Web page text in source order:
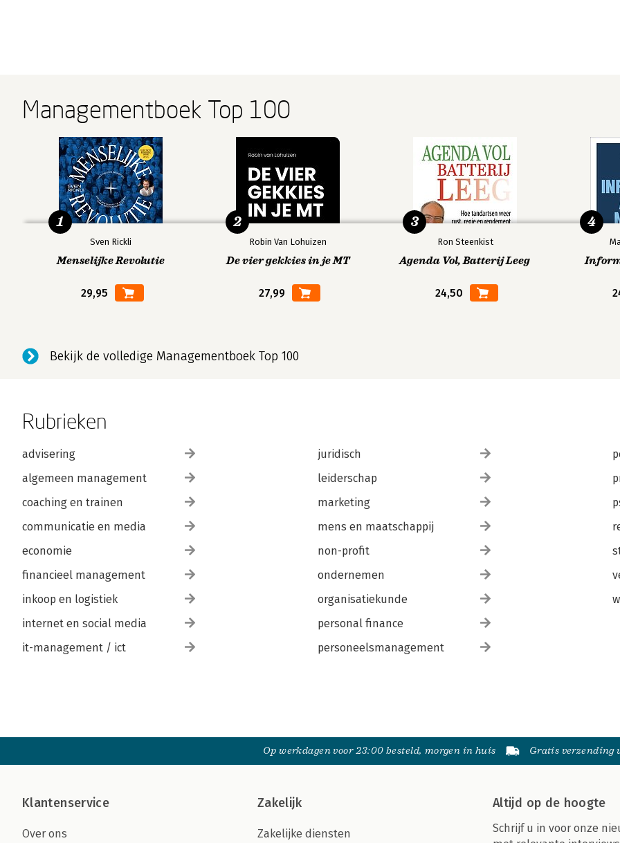
Managementboek Top 100
Sven Rickli
Menselijke Revolutie
29,95
1
Robin Van Lohuizen
De vier gekkies in je MT
27,99
2
Ron Steenkist
Agenda Vol, Batterij Leeg
24,50
3 4
Bekijk de volledige Managementboek Top 100
Rubrieken
advisering
algemeen management
coaching en trainen
communicatie en media
economie
financieel management
inkoop en logistiek
internet en social media
it-management / ict
juridisch
leiderschap
marketing
mens en maatschappij
non-profit
ondernemen
organisatiekunde
personal finance
personeelsmanagement
Op werkdagen voor 23:00 besteld, morgen in huis Gratis verzending
Klantenservice
Over ons
Zakelijk
Zakelijke diensten
Altijd op de hoogte
Schrijf u in voor onze